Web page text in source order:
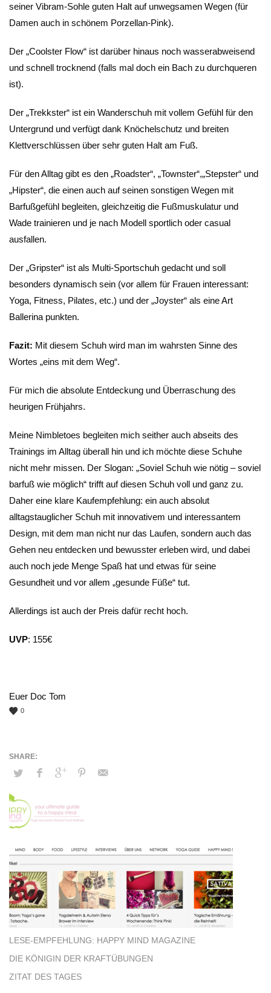
seiner Vibram-Sohle guten Halt auf unwegsamen Wegen (für
Damen auch in schönem Porzellan-Pink).
Der „Coolster Flow“ ist darüber hinaus noch wasserabweisend
und schnell trocknend (falls mal doch ein Bach zu durchqueren
ist).
Der „Trekkster“ ist ein Wanderschuh mit vollem Gefühl für den
Untergrund und verfügt dank Knöchelschutz und breiten
Klettverschlüssen über sehr guten Halt am Fuß.
Für den Alltag gibt es den „Roadster“, „Townster“,„Stepster“ und
„Hipster“, die einen auch auf seinen sonstigen Wegen mit
Barfußgefühl begleiten, gleichzeitig die Fußmuskulatur und
Wade trainieren und je nach Modell sportlich oder casual
ausfallen.
Der „Gripster“ ist als Multi-Sportschuh gedacht und soll
besonders dynamisch sein (vor allem für Frauen interessant:
Yoga, Fitness, Pilates, etc.) und der „Joyster“ als eine Art
Ballerina punkten.
Fazit: Mit diesem Schuh wird man im wahrsten Sinne des
Wortes „eins mit dem Weg“.
Für mich die absolute Entdeckung und Überraschung des
heurigen Frühjahrs.
Meine Nimbletoes begleiten mich seither auch abseits des
Trainings im Alltag überall hin und ich möchte diese Schuhe
nicht mehr missen. Der Slogan: „Soviel Schuh wie nötig – soviel
barfuß wie möglich“ trifft auf diesen Schuh voll und ganz zu.
Daher eine klare Kaufempfehlung: ein auch absolut
alltagstauglicher Schuh mit innovativem und interessantem
Design, mit dem man nicht nur das Laufen, sondern auch das
Gehen neu entdecken und bewusster erleben wird, und dabei
auch noch jede Menge Spaß hat und etwas für seine
Gesundheit und vor allem „gesunde Füße“ tut.
Allerdings ist auch der Preis dafür recht hoch.
UVP: 155€
Euer Doc Tom
0
LESE-EMPFEHLUNG: HAPPY MIND MAGAZINE
DIE KÖNIGIN DER KRAFTÜBUNGEN
ZITAT DES TAGES